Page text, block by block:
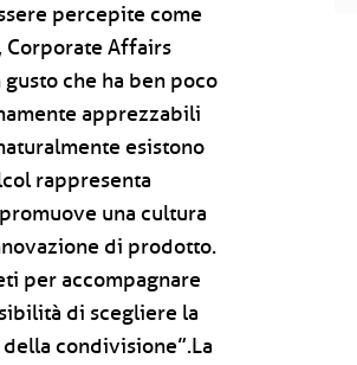
percepite come
Corporate Affairs
che ha ben poco
apprezzabili
esistono
rappresenta
una cultura
di prodotto.
per accompagnare
di scegliere la
condivisione”.La